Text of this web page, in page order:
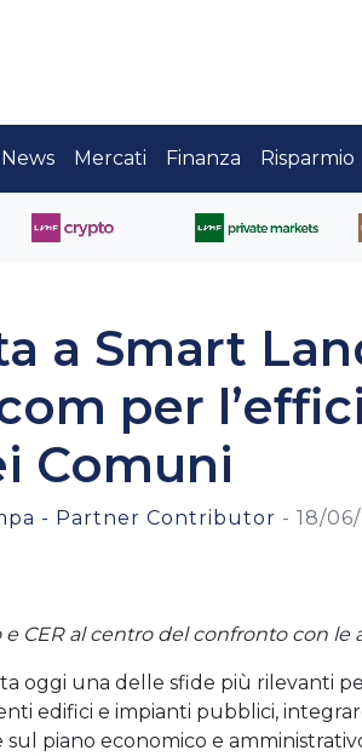
News Mercati Finanza Risparmio
a Smart
per
Comuni
- Partner Contributor - 18/
CER al centro del confronto con le
oggi una delle sfide più rilevanti
edifici e impianti pubblici,
piano economico e